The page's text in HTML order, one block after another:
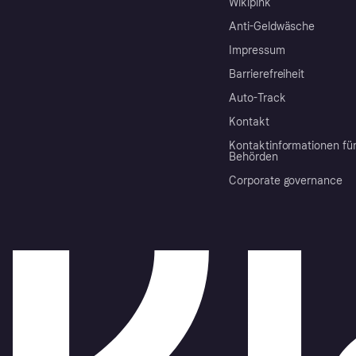
Anti-Geldwäsche
Impressum
Barrierefreiheit
Auto-Track
Kontakt
Kontaktinformationen für
Behörden
Corporate governance